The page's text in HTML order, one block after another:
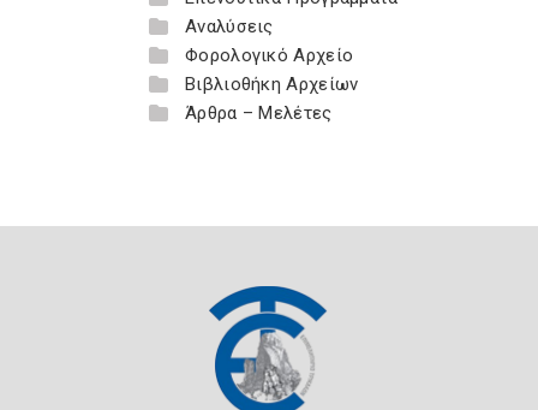
Αναλύσεις
Φορολογικό Αρχείο
Βιβλιοθήκη Αρχείων
Άρθρα – Μελέτες